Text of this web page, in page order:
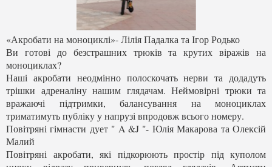
«Акробати на моноциклі»- Лілія Падалка та Ігор Родько
Ви готові до безстрашних трюків та крутих віражів на
моноциклах?
Наші акробати неодмінно полоскочать нерви та додадуть
трішки адреналіну нашим глядачам. Неймовірні трюки та
вражаючі підтримки, балансування на моноциклах
триматимуть публіку у напрузі впродовж всього номеру.
Повітряні гімнасти дует " A &J "- Юлія Макарова та Олексій
Малий
Повітряні акробати, які підкорюють простір під куполом